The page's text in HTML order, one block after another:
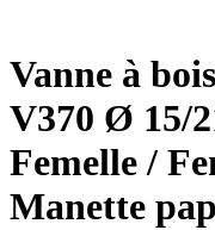
Vanne à
V370 Ø 15/
Femelle /
Manette